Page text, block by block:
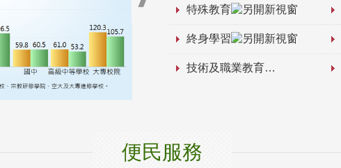
特殊教育
終身學習
技術及職業教育
便民服務